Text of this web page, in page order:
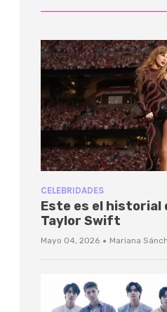
CELEBRIDADES
Este es el historial
Taylor Swift
Mayo 04, 2026 · Mariana